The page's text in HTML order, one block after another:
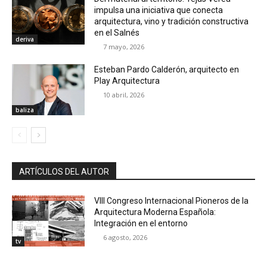
deriva
impulsa una iniciativa que conecta
arquitectura, vino y tradición constructiva
en el Salnés
7 mayo, 2026
baliza
Esteban Pardo Calderón, arquitecto en
Play Arquitectura
10 abril, 2026
ARTÍCULOS DEL AUTOR
tv
VIII Congreso Internacional Pioneros de la
Arquitectura Moderna Española:
Integración en el entorno
6 agosto, 2026